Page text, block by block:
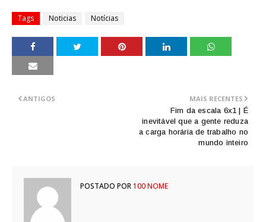
Tags Noticias Notícias
MAIS RECENTES
Fim da escala 6x1 | É
inevitável que a gente reduza
a carga horária de trabalho no
mundo inteiro
ANTIGOS
POSTADO POR100 NOME